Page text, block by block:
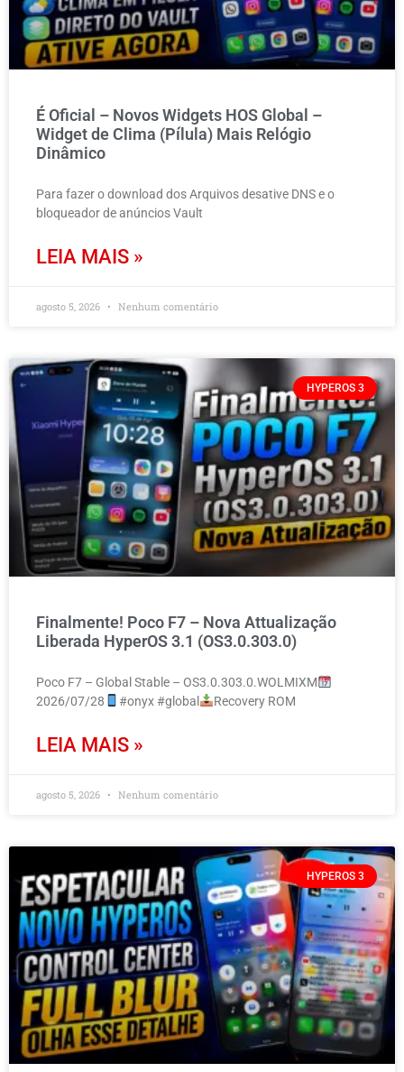
É Oficial – Novos Widgets HOS Global –
Widget de Clima (Pílula) Mais Relógio
Dinâmico
Para fazer o download dos Arquivos desative DNS e o
bloqueador de anúncios Vault
LEIA MAIS »
agosto 5, 2026 Nenhum comentário
HYPEROS 3
Finalmente! Poco F7 – Nova Attualização
Liberada HyperOS 3.1 (OS3.0.303.0)
Poco F7 – Global Stable – OS3.0.303.0.WOLMIXM
2026/07/28
#onyx #global Recovery ROM
LEIA MAIS »
agosto 5, 2026 Nenhum comentário
HYPEROS 3